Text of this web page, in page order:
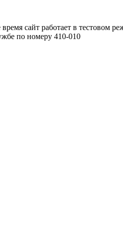
сайт работает в тестовом
по номеру 410-010